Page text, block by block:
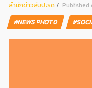
สํานักข่าวสับปะรด Published
#NEWS PHOTO